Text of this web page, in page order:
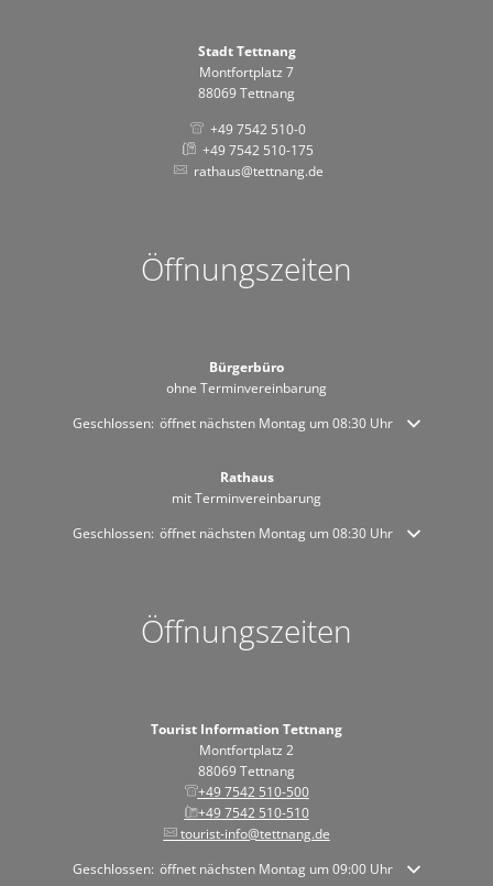
Stadt Tettnang
Montfortplatz 7
88069 Tettnang
+49 7542 510-0
+49 7542 510-175
rathaus@tettnang.de
Öffnungszeiten
Bürgerbüro
ohne Terminvereinbarung
Klicken, um weitere Öffnungs- oder Schließzeiten auszublenden
Geschlossen: öffnet nächsten Montag um 08:30 Uhr
Rathaus
mit Terminvereinbarung
Klicken, um weitere Öffnungs- oder Schließzeiten auszublenden
Geschlossen: öffnet nächsten Montag um 08:30 Uhr
Öffnungszeiten
Tourist Information Tettnang
Montfortplatz 2
88069 Tettnang
+49 7542 510-500
+49 7542 510-510
tourist-info@tettnang.de
Klicken, um weitere Öffnungs- oder Schließzeiten auszublenden
Geschlossen: öffnet nächsten Montag um 09:00 Uhr